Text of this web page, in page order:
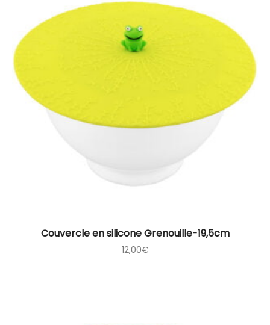
Couvercle en silicone Grenouille-19,5cm
12,00€